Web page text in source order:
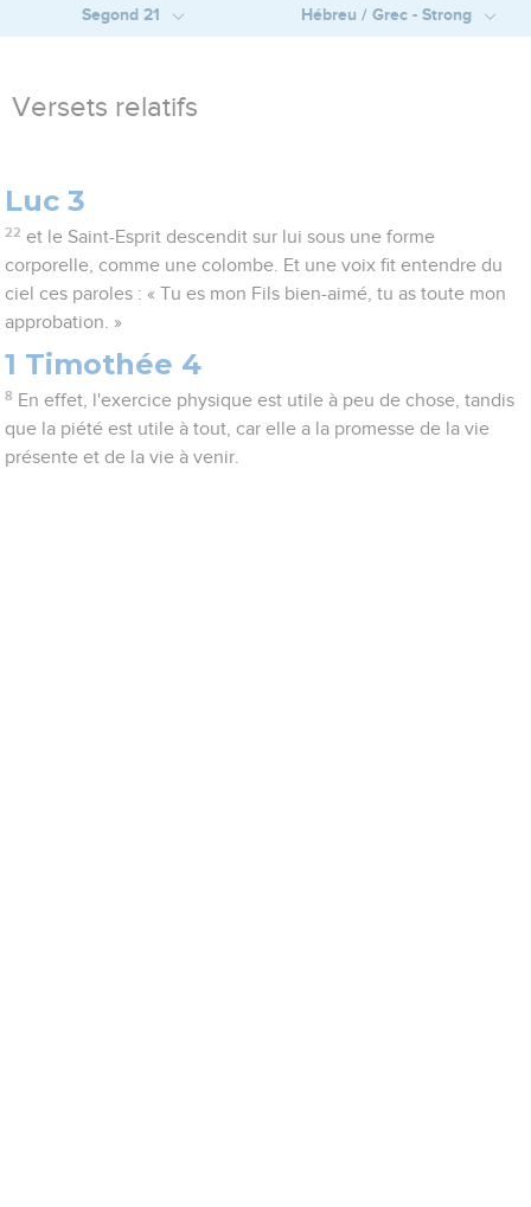
Segond 21 Hébreu / Grec - Strong
Versets relatifs
Luc 3
22 et le Saint-Esprit descendit sur lui sous une forme
corporelle, comme une colombe. Et une voix fit entendre du
ciel ces paroles : « Tu es mon Fils bien-aimé, tu as toute mon
approbation. »
1 Timothée 4
8 En effet, l'exercice physique est utile à peu de chose, tandis
que la piété est utile à tout, car elle a la promesse de la vie
présente et de la vie à venir.